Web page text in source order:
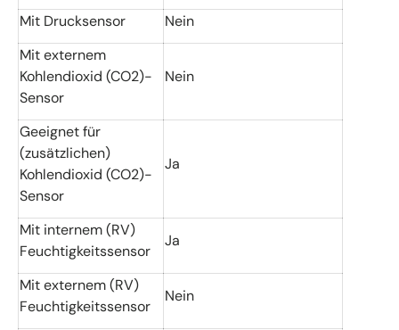
Mit Drucksensor
Nein
Mit externem
Kohlendioxid (CO2)-
Sensor
Nein
Geeignet für
(zusätzlichen)
Kohlendioxid (CO2)-
Sensor
Ja
Mit internem (RV)
Feuchtigkeitssensor
Ja
Mit externem (RV)
Feuchtigkeitssensor
Nein